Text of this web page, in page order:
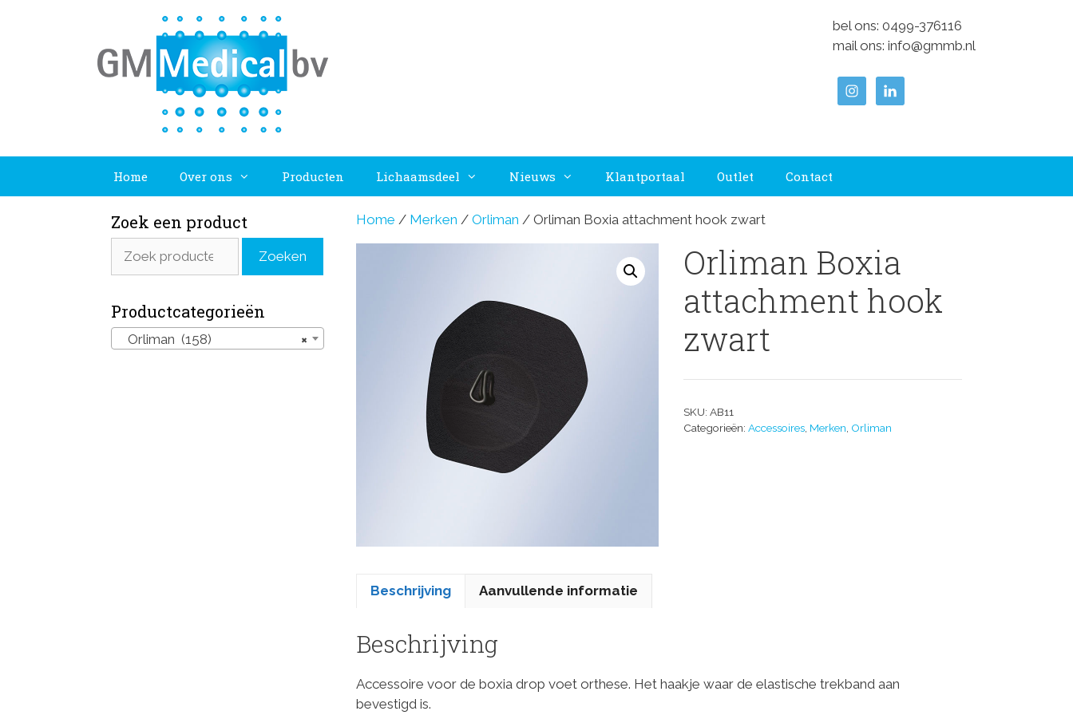
bel ons: 0499-376116
mail ons: info@gmmb.nl
Home Over ons Producten Lichaamsdeel Nieuws Klantportaal Outlet Contact
Home / Merken / Orliman / Orliman Boxia attachment hook zwart
Orliman Boxia
attachment hook
zwart
SKU: AB11
Categorieën: Accessoires, Merken Orliman
Beschrijving Aanvullende informatie
Beschrijving
Accessoire voor de boxia drop voet orthese. Het haakje waar de elastische trekband aan
bevestigd is.
Zoek een product
Zoeken
Productcategorieën
×
Orliman (158)